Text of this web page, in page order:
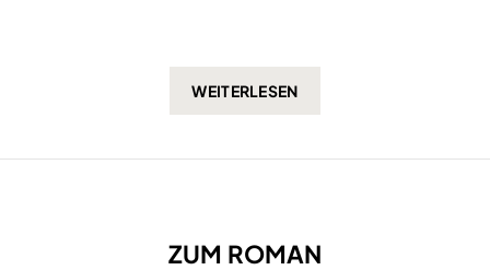
ZUM ROMAN